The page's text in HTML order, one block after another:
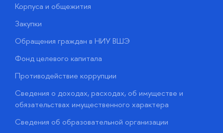
Корпуса и общежития
Закупки
Обращения граждан в НИУ ВШЭ
Фонд целевого капитала
Противодействие коррупции
Сведения о доходах, расходах, об имуществе и
обязательствах имущественного характера
Сведения об образовательной организации